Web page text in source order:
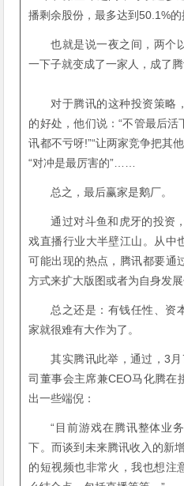
播剩余股份，最多达到50.1%的
也就是说一夜之间，两个
一下子就变成了一家人，成了腾
对于腾讯的这种投资策略
的好处，他们说：“不管最后
讯都不亏呀!”“让两家竞争把其
“对冲是最厉害的”……
总之，最后赢家是鹅厂。
通过对斗鱼和虎牙的投资
戏直播行业大半壁江山。从中
可能出现的热点，腾讯都要通
方式来扩大版图或者为自身发展
总之还是：有钱任性、资
家就很难有大作为了。
其实腾讯此举，通过，3
司董事会主席兼CEO马化腾在
出一些端倪：
“目前游戏在腾讯整体业
下。而谈到未来腾讯收入的新
的短视频也非常火，我也想注